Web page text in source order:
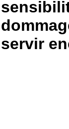
servir